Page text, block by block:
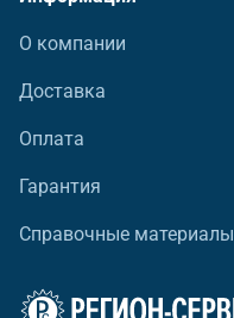
О компании
Доставка
Оплата
Гарантия
Справочные материалы